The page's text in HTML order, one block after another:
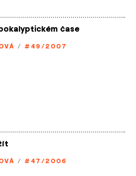
čase
/ #49/2007
/ #47/2006